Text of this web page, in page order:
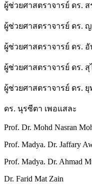
ผู้ช่วยศาสตราจารย์ ด
ผู้ช่วยศาสตราจารย์ ด
ผู้ช่วยศาสตราจารย์ ดร
ผู้ช่วยศาสตราจารย์
ผู้ช่วยศาสตราจารย์
ดร. นุรซีตา เพอ
Prof. Dr. Mohd Nasran
Prof. Madya. Dr.
Prof. Madya. Dr. Ahmad
Dr. Farid Mat